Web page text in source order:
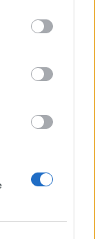
του
τα 3
με
για